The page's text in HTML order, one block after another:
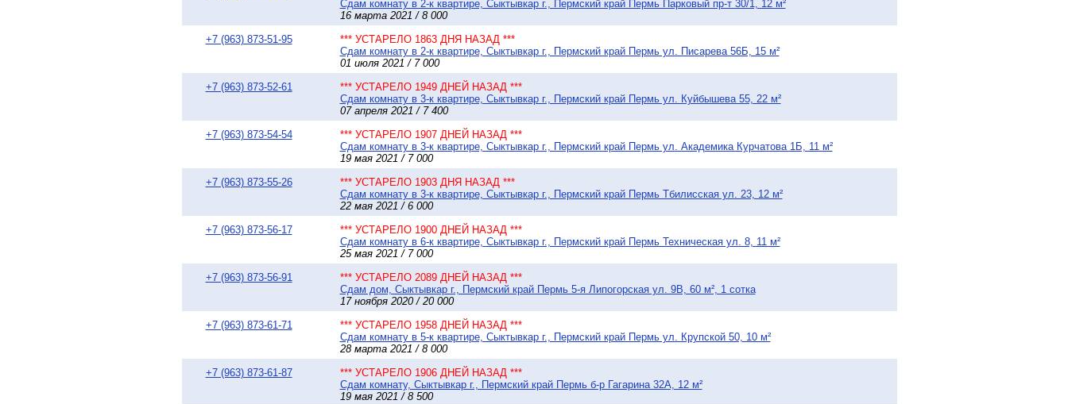
Сдам комнату в 2-к квартире, Сыктывкар г., Пермский край Пермь Парковый пр-т 30/1, 12 м²
16 марта 2021 / 8 000
+7 (963) 873-51-95
*** УСТАРЕЛО 1863 ДНЯ НАЗАД ***
Сдам комнату в 2-к квартире, Сыктывкар г., Пермский край Пермь ул. Писарева 56Б, 15 м²
01 июля 2021 / 7 000
+7 (963) 873-52-61
*** УСТАРЕЛО 1949 ДНЕЙ НАЗАД ***
Сдам комнату в 3-к квартире, Сыктывкар г., Пермский край Пермь ул. Куйбышева 55, 22 м²
07 апреля 2021 / 7 400
+7 (963) 873-54-54
*** УСТАРЕЛО 1907 ДНЕЙ НАЗАД ***
Сдам комнату в 3-к квартире, Сыктывкар г., Пермский край Пермь ул. Академика Курчатова 1Б, 11 м²
19 мая 2021 / 7 000
+7 (963) 873-55-26
*** УСТАРЕЛО 1903 ДНЯ НАЗАД ***
Сдам комнату в 3-к квартире, Сыктывкар г., Пермский край Пермь Тбилисская ул. 23, 12 м²
22 мая 2021 / 6 000
+7 (963) 873-56-17
*** УСТАРЕЛО 1900 ДНЕЙ НАЗАД ***
Сдам комнату в 6-к квартире, Сыктывкар г., Пермский край Пермь Техническая ул. 8, 11 м²
25 мая 2021 / 7 000
+7 (963) 873-56-91
*** УСТАРЕЛО 2089 ДНЕЙ НАЗАД ***
Сдам дом, Сыктывкар г., Пермский край Пермь 5-я Липогорская ул. 9В, 60 м², 1 сотка
17 ноября 2020 / 20 000
+7 (963) 873-61-71
*** УСТАРЕЛО 1958 ДНЕЙ НАЗАД ***
Сдам комнату в 5-к квартире, Сыктывкар г., Пермский край Пермь ул. Крупской 50, 10 м²
28 марта 2021 / 8 000
+7 (963) 873-61-87
*** УСТАРЕЛО 1906 ДНЕЙ НАЗАД ***
Сдам комнату, Сыктывкар г., Пермский край Пермь б-р Гагарина 32А, 12 м²
19 мая 2021 / 8 500